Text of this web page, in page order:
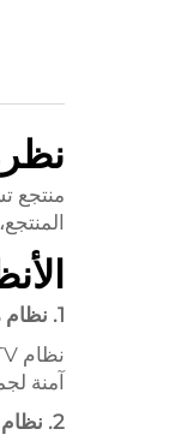
منتجع
1. نظام مراقبة الفيديو
آمنة
2. نظام الشبكة الحاسوبية